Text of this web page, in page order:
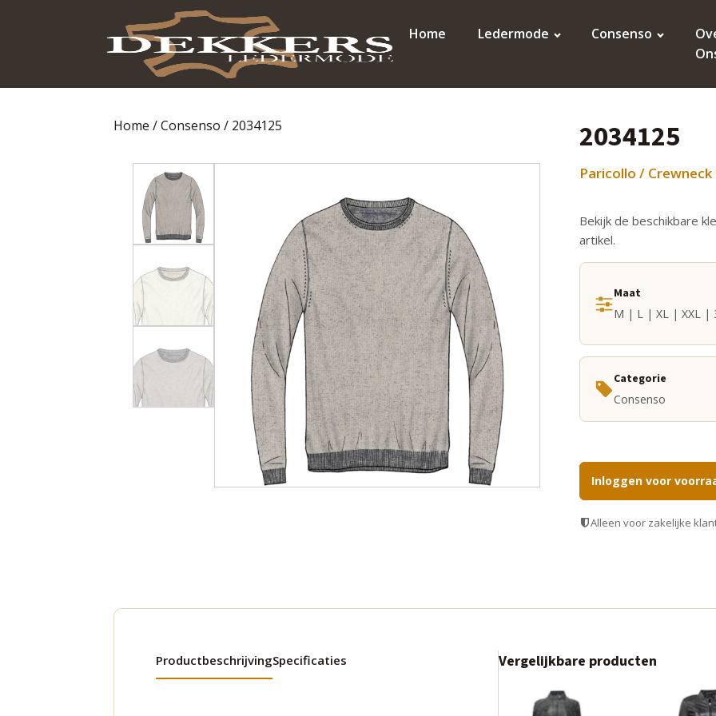
Home Ledermode Consenso
Home /Consenso / 2034125 2034125
Paricollo /
Bekijk de beschikbare
artikel.
Maat
M | L | XL | XXL |
Categorie
Consenso
Inloggen voor
Alleen voor zakelijke
ProductbeschrijvingSpecificaties Vergelijkbare producten
product
product